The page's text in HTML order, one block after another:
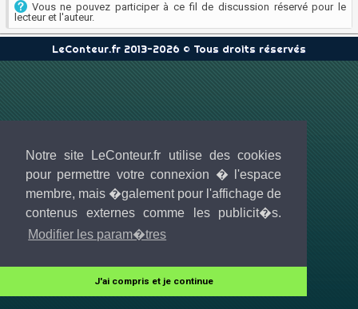
Notre site LeConteur.fr utilise des cookies
pour permettre votre connexion � l'espace
membre, mais �galement pour l'affichage de
contenus externes comme les publicit�s.
Modifier les param�tres
J'ai compris et je continue
Vous ne pouvez participer à ce fil de discussion réservé pour le
lecteur et l'auteur.
LeConteur.fr 2013-2026 © Tous droits réservés